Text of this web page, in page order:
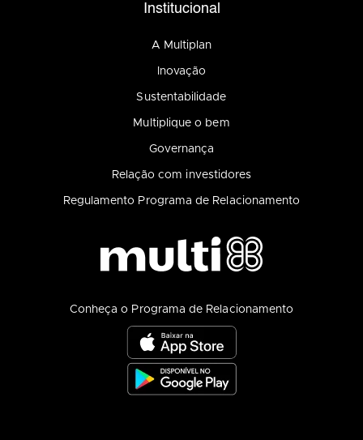
Institucional
A Multiplan
Inovação
Sustentabilidade
Multiplique o bem
Governança
Relação com investidores
Regulamento Programa de Relacionamento
Conheça o Programa de Relacionamento